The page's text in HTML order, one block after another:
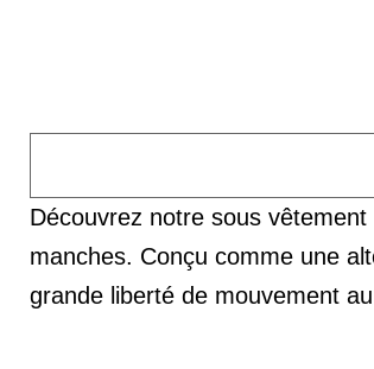
Découvrez notre sous
manches. Conçu comme une
grande liberté de mouvement